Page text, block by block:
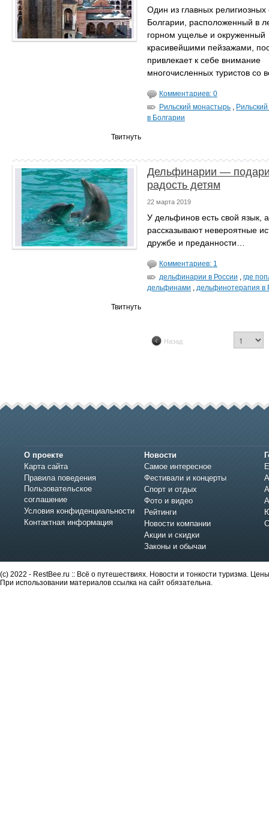
Один из главных религиозных
Болгарии, расположенный в
горном ущелье и окруженный
красивейшими пейзажами,
привлекает к себе внимание
многочисленных туристов со
Комментариев: 0
Рильский монастырь ,
в Болгарии
Твитнуть
Дельфинарии —
радость детям
22 марта 2019
У дельфинов есть свой язык,
рассказывают невероятные
дружбе и преданности…
Комментариев: 1
дельфинарии в России , где
дельфинами , дельфинотерапия в
Твитнуть
Назад
О проекте
Карта сайта
Правила поведения
Пользовательское
соглашение
Условия конфиденциальности
Контактная информация
Новости
Самое интересное
Фестивали и концерты
Спорт и отдых
Фото и видео
Рейтинги
Новости компании
Акции и скидки
Законы и обычаи
(c) 2022 - RestBee.ru :: Всё о путешествиях. Новости и тонкости туризма.
При использовании материалов ссылка на сайт обязательна.